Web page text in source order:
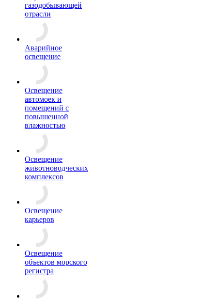
газодобывающей
отрасли
Аварийное
освещение
Освещение
автомоек и
помещений с
повышенной
влажностью
Освещение
животноводческих
комплексов
Освещение
карьеров
Освещение
объектов морского
регистра